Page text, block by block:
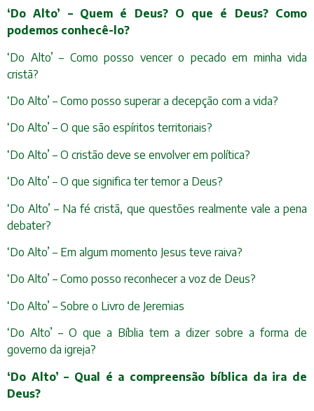
‘Do Alto’ – Quem é Deus? O que é Deus? Como
podemos conhecê-lo?
‘Do Alto’ – Como posso vencer o pecado em minha vida
cristã?
‘Do Alto’ – Como posso superar a decepção com a vida?
‘Do Alto’ – O que são espíritos territoriais?
‘Do Alto’ – O cristão deve se envolver em política?
‘Do Alto’ – O que significa ter temor a Deus?
‘Do Alto’ – Na fé cristã, que questões realmente vale a pena
debater?
‘Do Alto’ – Em algum momento Jesus teve raiva?
‘Do Alto’ – Como posso reconhecer a voz de Deus?
‘Do Alto’ – Sobre o Livro de Jeremias
‘Do Alto’ – O que a Bíblia tem a dizer sobre a forma de
governo da igreja?
‘Do Alto’ – Qual é a compreensão bíblica da ira de
Deus?